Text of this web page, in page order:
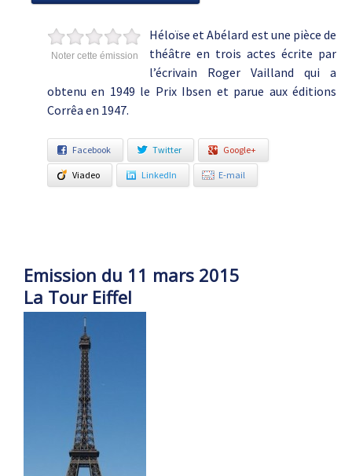
Noter cette émission
Héloïse et Abélard est une pièce de
théâtre en trois actes écrite par
l’écrivain Roger Vailland qui a
obtenu en 1949 le Prix Ibsen et parue aux éditions
Corrêa en 1947.
Facebook Twitter Google+
Viadeo LinkedIn E-mail
Emission du 11 mars 2015
La Tour Eiffel